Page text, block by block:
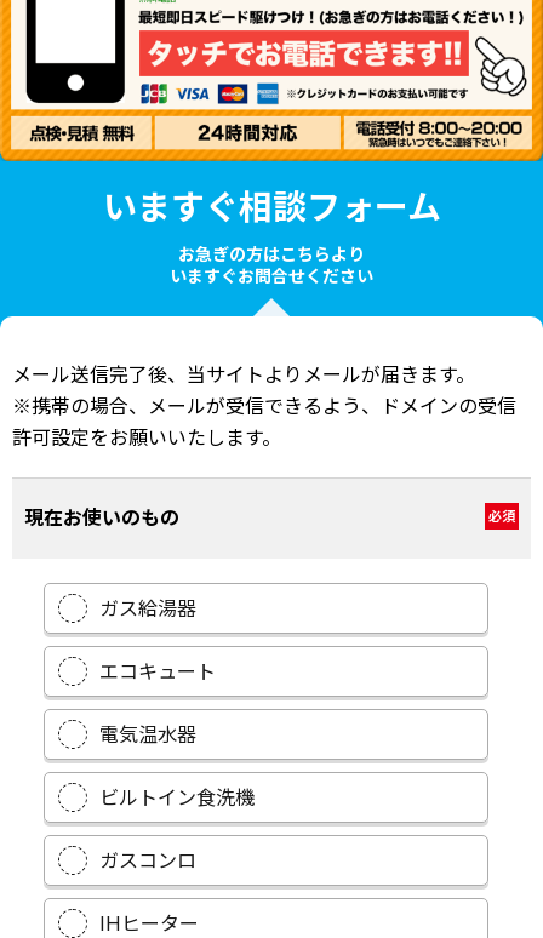
いますぐ相談フォーム
お急ぎの方はこちらより
いますぐお問合せください
メール送信完了後、当サイトよりメールが届きます。
※携帯の場合、メールが受信できるよう、ドメインの受信
許可設定をお願いいたします。
現在お使いのもの 必須
ガス給湯器
エコキュート
電気温水器
ビルトイン食洗機
ガスコンロ
IHヒーター